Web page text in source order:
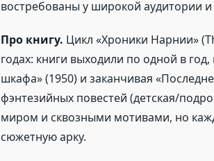
востребованы у широкой аудитории и
Про книгу. Цикл «Хроники Нарнии»
годах: книги выходили по одной в
шкафа» (1950) и заканчивая
фэнтезийных повестей (детская/
миром и сквозными мотивами, но
сюжетную арку.